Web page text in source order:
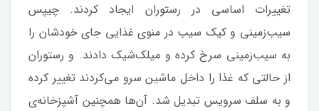
تغییرات اساسی در رستوران ایجاد کردند. چیپس
سیب‌زمینی و کیک سیب در منوی غذایی جای خودشان را
به سیب‌زمینی سرخ کرده و میلک‌شیک دادند. و رستوران
از حالتی که غذا را داخل ماشین سرو می‌کردند تغییر کرده
و به سلف سرویس تبدیل شد. آن‌ها همچنین آشپزخانه‌ی